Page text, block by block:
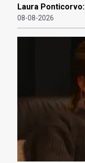
Laura
08-08-2026